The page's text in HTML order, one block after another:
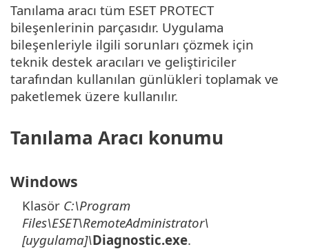
Tanılama aracı tüm ESET PROTECT
bileşenlerinin parçasıdır. Uygulama
bileşenleriyle ilgili sorunları çözmek için
teknik destek aracıları ve geliştiriciler
tarafından kullanılan günlükleri toplamak ve
paketlemek üzere kullanılır.
Tanılama Aracı konumu
Windows
Klasör C:\Program
Files\ESET\RemoteAdministrator\
[uygulama]\Diagnostic.exe.